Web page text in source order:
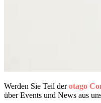
Werden Sie Teil derotago
über Events und News aus